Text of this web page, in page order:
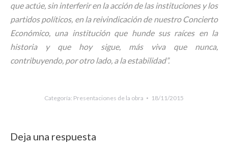
que actúe, sin interferir en la acción de las instituciones y los
partidos políticos, en la reivindicación de nuestro Concierto
Económico, una institución que hunde sus raíces en la
historia y que hoy sigue, más viva que nunca,
contribuyendo, por otro lado, a la estabilidad”.
Categoría: Presentaciones de la obra 18/11/2015
Deja una respuesta